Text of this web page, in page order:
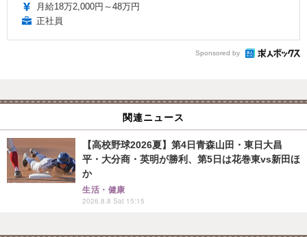
月給18万2,000円～48万円
正社員
Sponsored by
関連ニュース
【高校野球2026夏】第4日青森山田・東日大昌
平・大分商・英明が勝利、第5日は花巻東vs新田ほ
か
生活・健康
2026.8.8 Sat 15:15